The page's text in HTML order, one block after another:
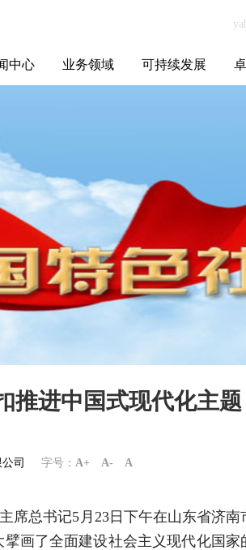
中心
育科技
司新闻
业务领域 可持续发展
推进中国式现代化主题
司 字号： A+ A- A
席总书记5月23日下午在山东省济南
画了全面建设社会主义现代化国家